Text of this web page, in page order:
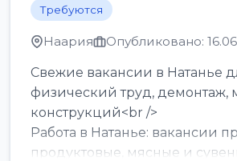
Требуются
Наария Опубликовано:
Свежие вакансии в Натанье
физический труд, демонтаж,
конструкций<br />
Работа в Натанье: вакансии
продуктовые, мясные и